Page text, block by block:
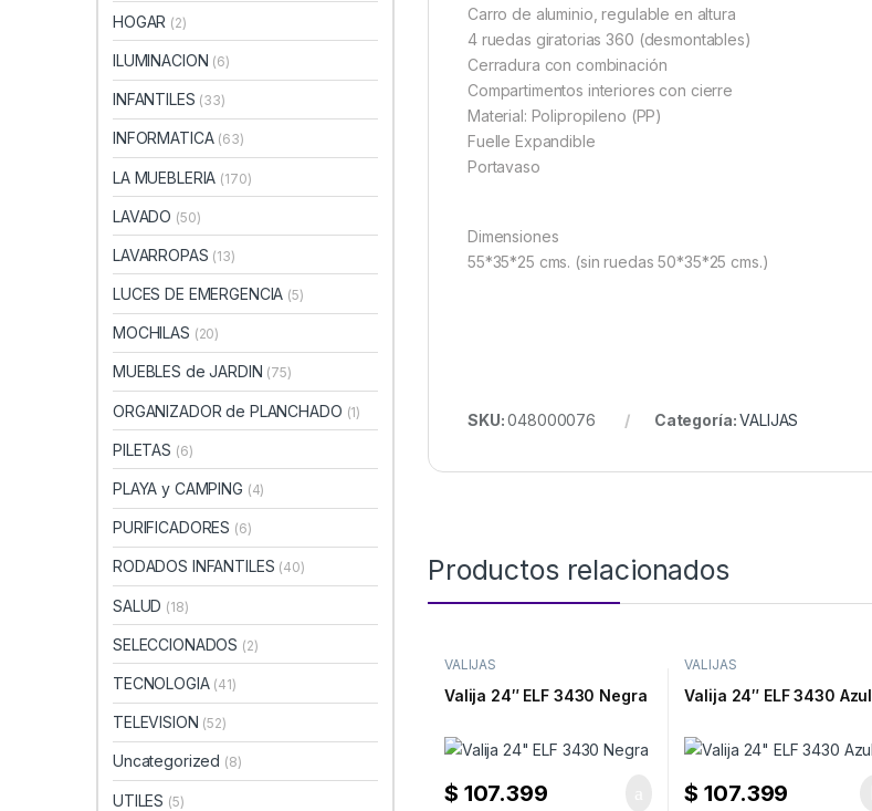
Carro de aluminio, regulable en altura
4 ruedas giratorias 360 (desmontables)
Cerradura con combinación
Compartimentos interiores con cierre
Material: Polipropileno (PP)
Fuelle Expandible
Portavaso
Dimensiones
55*35*25 cms. (sin ruedas 50*35*25 cms.)
SKU:048000076 Categoría:VALIJAS
Productos relacionados
VALIJAS
Valija 24″ ELF 3430 Negra
$ 107.399
VALIJAS
Valija 24″ ELF 3430 Azul
$ 107.399
HOGAR (2)
ILUMINACION (6)
INFANTILES (33)
INFORMATICA (63)
LA MUEBLERIA (170)
LAVADO (50)
LAVARROPAS (13)
LUCES DE EMERGENCIA (5)
MOCHILAS (20)
MUEBLES de JARDIN (75)
ORGANIZADOR de PLANCHADO (1)
PILETAS (6)
PLAYA y CAMPING (4)
PURIFICADORES (6)
RODADOS INFANTILES (40)
SALUD (18)
SELECCIONADOS (2)
TECNOLOGIA (41)
TELEVISION (52)
Uncategorized (8)
UTILES (5)